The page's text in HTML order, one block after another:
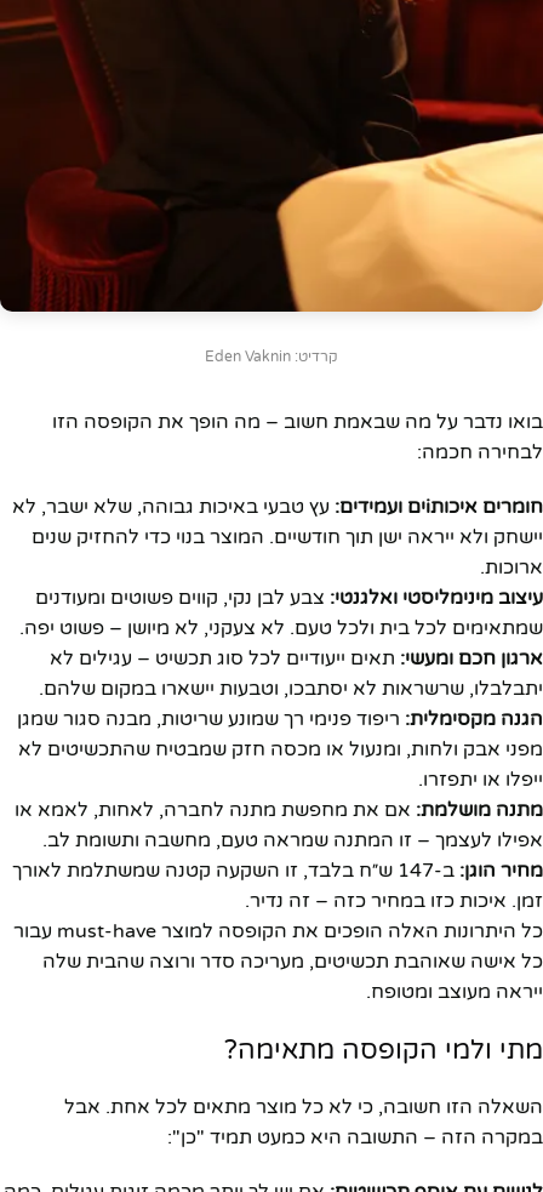
קרדיט: Eden Vaknin
בואו נדבר על מה שבאמת חשוב – מה הופך את הקופסה הזו
לבחירה חכמה:
חומרים איכותiים ועמידים:
עץ טבעי באיכות גבוהה, שלא ישבר, לא
יישחק ולא ייראה ישן תוך חודשיים. המוצר בנוי כדי להחזיק שנים
ארוכות.
עיצוב מינימליסטי ואלגנטי: צבע לבן נקי, קווים פשוטים ומעודנים
שמתאימים לכל בית ולכל טעם. לא צעקני, לא מיושן – פשוט יפה.
ארגון חכם ומעשי: תאים ייעודיים לכל סוג תכשיט – עגילים לא
יתבלבלו, שרשראות לא יסתבכו, וטבעות יישארו במקום שלהם.
הגנה מקסימלית: ריפוד פנימי רך שמונע שריטות, מבנה סגור שמגן
מפני אבק ולחות, ומנעול או מכסה חזק שמבטיח שהתכשיטים לא
ייפלו או יתפזרו.
מתנה מושלמת: אם את מחפשת מתנה לחברה, לאחות, לאמא או
אפילו לעצמך – זו המתנה שמראה טעם, מחשבה ותשומת לב.
מחיר הוגן:
ב-147 ש״ח בלבד, זו השקעה קטנה שמשתלמת לאורך
זמן. איכות כזו במחיר כזה – זה נדיר.
כל היתרונות האלה הופכים את הקופסה למוצר must-have עבור
כל אישה שאוהבת תכשיטים, מעריכה סדר ורוצה שהבית שלה
ייראה מעוצב ומטופח.
מתי ולמי הקופסה מתאימה?
השאלה הזו חשובה, כי לא כל מוצר מתאים לכל אחת. אבל
במקרה הזה – התשובה היא כמעט תמיד "כן":